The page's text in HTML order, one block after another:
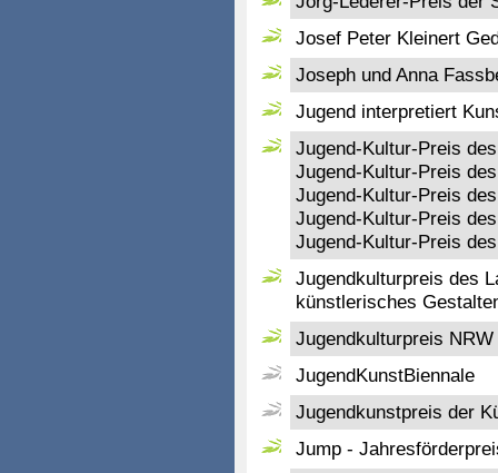
Josef Peter Kleinert
Joseph und Anna
Jugend interpretiert
Jugend-Kultur-Preis
Jugend-Kultur-Preis
Jugend-Kultur-Preis
Jugend-Kultur-Preis
Jugend-Kultur-Preis
Jugendkulturpreis des
künstlerisches
Jugendkulturpreis NRW
JugendKunstBiennale
Jugendkunstpreis der
Jump -